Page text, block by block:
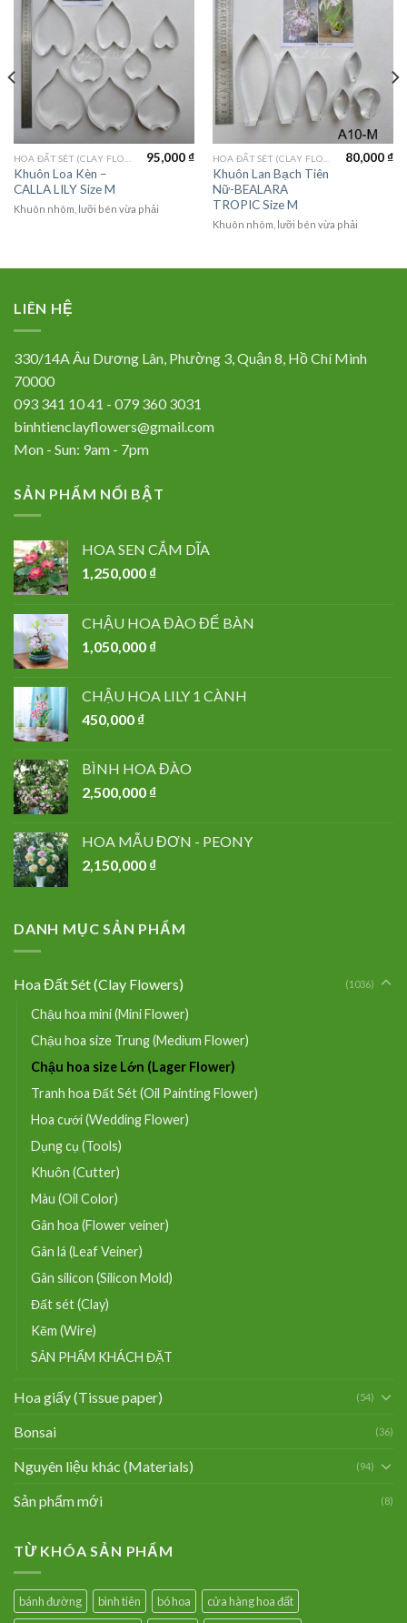
Khuôn Loa Kèn –
CALLA LILY Size M
95,000₫
Khuôn nhôm, lưỡi bén vừa phải
Khuôn Lan Bạch Tiên
Nữ-BEALARA
TROPIC Size M
80,000₫
Khuôn nhôm, lưỡi bén vừa phải
LIÊN HỆ
330/14A Âu Dương Lân, Phường 3, Quận 8, Hồ Chí Minh
70000
093 341 10 41 - 079 360 3031
binhtienclayflowers@gmail.com
Mon - Sun: 9am - 7pm
SẢN PHẨM NỔI BẬT
HOA SEN CẮM DĨA
1,250,000 ₫
CHẬU HOA ĐÀO ĐỂ BÀN
1,050,000 ₫
CHẬU HOA LILY 1 CÀNH
450,000 ₫
BÌNH HOA ĐÀO
2,500,000 ₫
HOA MẪU ĐƠN - PEONY
2,150,000 ₫
DANH MỤC SẢN PHẨM
Hoa Đất Sét (Clay Flowers) (1036)
Chậu hoa mini (Mini Flower)
Chậu hoa size Trung (Medium Flower)
Chậu hoa size Lớn (Lager Flower)
Tranh hoa Đất Sét (Oil Painting Flower)
Hoa cưới (Wedding Flower)
Dụng cụ (Tools)
Khuôn (Cutter)
Màu (Oil Color)
Gân hoa (Flower veiner)
Gân lá (Leaf Veiner)
Gân silicon (Silicon Mold)
Đất sét (Clay)
Kẽm (Wire)
SẢN PHẨM KHÁCH ĐẶT
Hoa giấy (Tissue paper) (54)
Bonsai (36)
Nguyên liệu khác (Materials) (94)
Sản phẩm mới (8)
TỪ KHÓA SẢN PHẨM
bánh đường bình tiên bó hoa cửa hàng hoa đất